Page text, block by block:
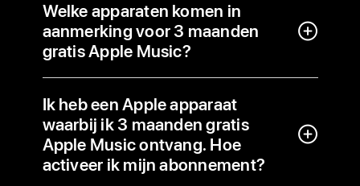
Welke apparaten komen in
aanmerking voor 3 maanden
gratis Apple Music?
Ik heb een Apple apparaat
waarbij ik 3 maanden gratis
Apple Music ontvang. Hoe
activeer ik mijn abonnement?